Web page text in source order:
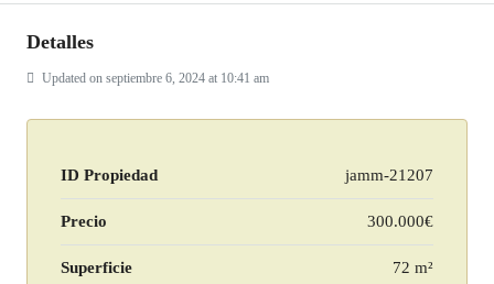
Detalles
Updated on septiembre 6, 2024 at 10:41 am
ID Propiedad jamm-21207
Precio 300.000€
Superficie 72 m²